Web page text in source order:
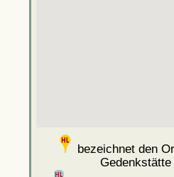
bezeichnet den